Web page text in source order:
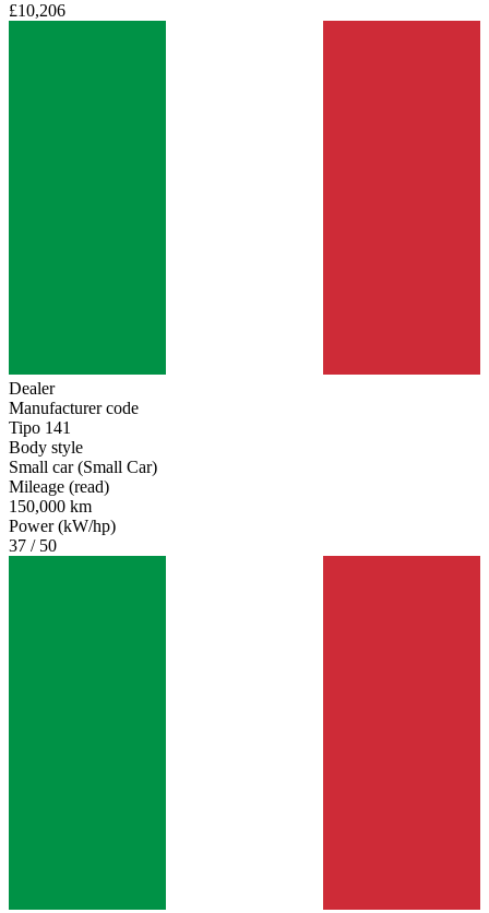
£10,206
Dealer
Manufacturer code
Tipo 141
Body style
Small car (Small Car)
Mileage (read)
150,000 km
Power (kW/hp)
37 / 50